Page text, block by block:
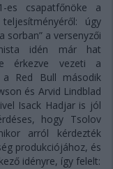
es csapatfőnöke a
úgy
sorban” a versenyzői
idén már hat
érkezve vezeti a
Red Bull második
és Arvid Lindblad
Isack Hadjar is jól
hogy Tsolov
arról kérdezték
produkciójához, és
idényre, így felelt: